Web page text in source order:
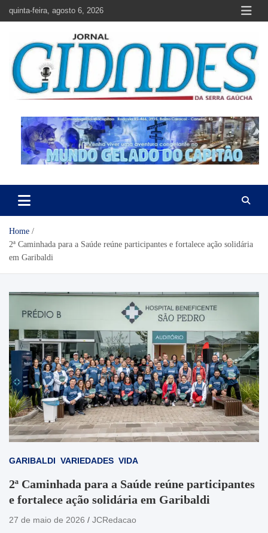
quinta-feira, agosto 6, 2026
Jornal Cidades da Serra Gaúcha
Home
2ª Caminhada para a Saúde reúne participantes e fortalece ação solidária
em Garibaldi
GARIBALDI VARIEDADES VIDA
2ª Caminhada para a Saúde reúne participantes
e fortalece ação solidária em Garibaldi
27 de maio de 2026 JCRedacao